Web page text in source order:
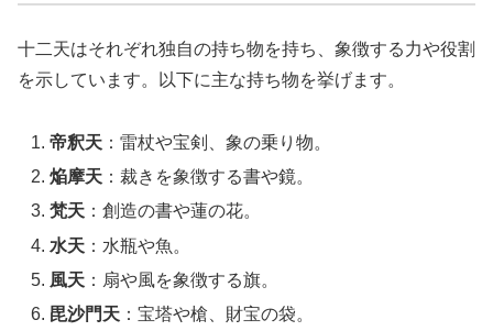
十二天はそれぞれ独自の持ち物を持ち、象徴する力や役割
を示しています。以下に主な持ち物を挙げます。
帝釈天 ：雷杖や宝剣、象の乗り物。
焔摩天 ：裁きを象徴する書や鏡。
梵天 ：創造の書や蓮の花。
水天 ：水瓶や魚。
風天 ：扇や風を象徴する旗。
毘沙門天 ：宝塔や槍、財宝の袋。